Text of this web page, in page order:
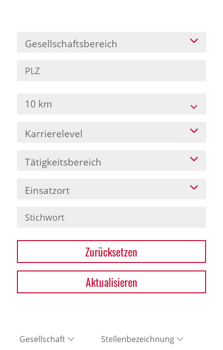
Karriere
Presse
News Archiv
Gesellschaftsbereich
10 km
Karrierelevel
Tätigkeitsbereich
Einsatzort
Zurücksetzen
Aktualisieren
Gesellschaft
Stellenbezeichnung